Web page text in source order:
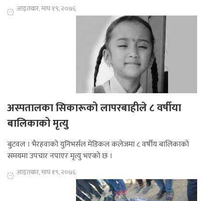
आइतबार, माघ १९, २०७६
अस्पतालका सिकारूको लापरबाहीले ८ वर्षीया
बालिकाको मृत्यु
बुटवल । भैरहवाको युनिभर्सल मेडिकल कलेजमा ८ वर्षीय बालिकाको
समयमा उपचार नपाएर मृत्यु भएको छ ।
आइतबार, माघ १९, २०७६